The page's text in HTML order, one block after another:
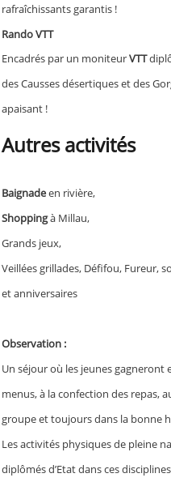
rafraîchissants garantis !
Rando VTT
Encadrés par un moniteurVTT
des Causses désertiques et des
apaisant !
Autres activités
Baignadeen rivière,
Shoppingà Millau,
Grands jeux,
Veillées grillades, Défifou, Fureur,
et anniversaires
Observation :
Un séjour où les jeunes
menus, à la confection des repas,
groupe et toujours dans la bonne
Les activités physiques de pleine
diplômés d’Etat dans ces